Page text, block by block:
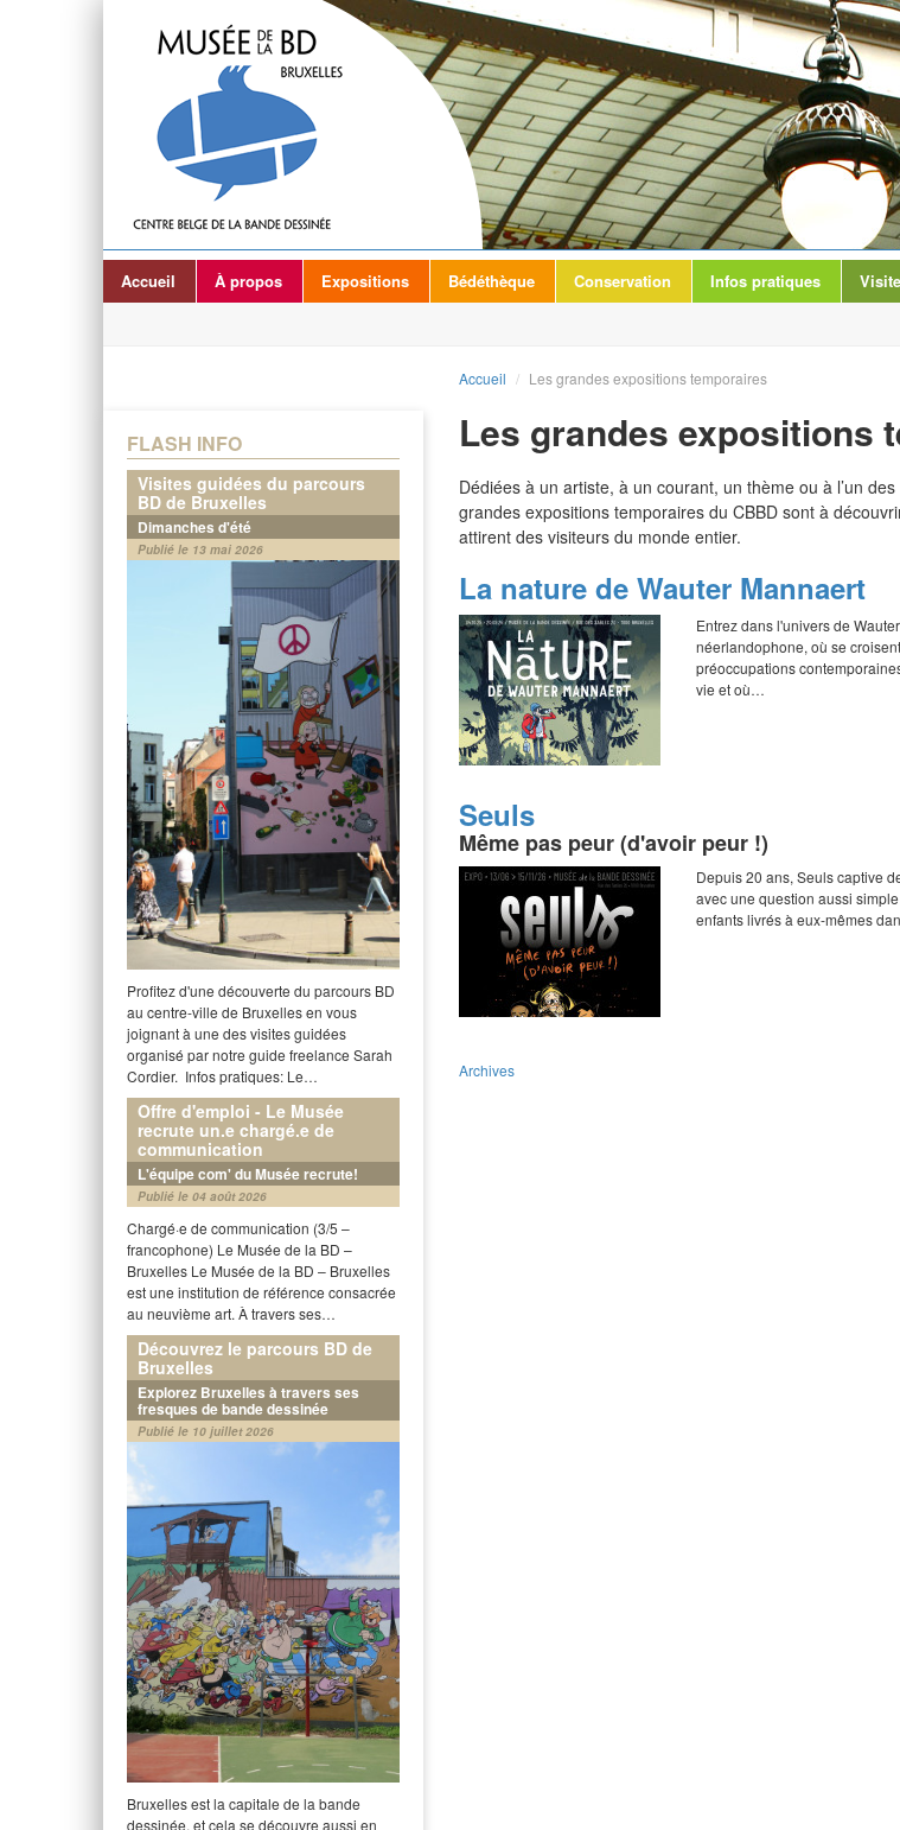
Accueil À propos Expositions Bédéthèque Conservation Infos pratiques
FLASH INFO
Visites guidées du parcours
BD de Bruxelles
Dimanches d'été
Publié le 13 mai 2026
Profitez d'une découverte du parcours BD
au centre-ville de Bruxelles en vous
joignant à une des visites guidées
organisé par notre guide freelance Sarah
Cordier. Infos pratiques: Le…
Offre d'emploi - Le Musée
recrute un.e chargé.e de
communication
L'équipe com' du Musée recrute!
Publié le 04 août 2026
Chargé·e de communication (3/5 –
francophone) Le Musée de la BD –
Bruxelles Le Musée de la BD – Bruxelles
est une institution de référence consacrée
au neuvième art. À travers ses…
Découvrez le parcours BD de
Bruxelles
Explorez Bruxelles à travers ses
fresques de bande dessinée
Publié le 10 juillet 2026
Bruxelles est la capitale de la bande
dessinée, et cela se découvre aussi en
Accueil / Les grandes expositions temporaires
Les grandes expositions
Dédiées à un artiste, à un courant, un thème ou à l’un
grandes expositions temporaires du CBBD sont à
attirent des visiteurs du monde entier.
La nature de Wauter Mannaert
Entrez dans l'univers de
néerlandophone, où se
préoccupations
vie et où…
Seuls
Même pas peur (d'avoir peur !)
Depuis 20 ans, Seuls captive
avec une question aussi
enfants livrés à eux-mêmes
Archives